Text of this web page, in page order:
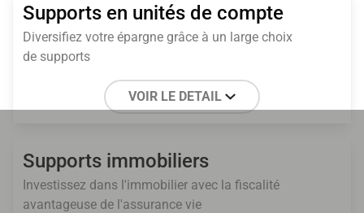
Supports en unités de compte
Diversifiez votre épargne grâce à un large choix
de supports
VOIR LE DETAIL
Supports immobiliers
Investissez dans l'immobilier avec la fiscalité
avantageuse de l'assurance vie